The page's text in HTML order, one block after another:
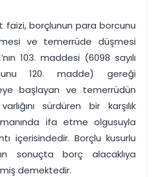
faizi, borçlunun para borcunu
ve temerrüde düşmesi
103. maddesi (6098 sayılı
120. madde) gereği
başlayan ve temerrüdün
sürdüren bir karşılık
ifa etme olgusuyla
içerisindedir. Borçlu kusurlu
sonuçta borç alacaklıya
demektedir.